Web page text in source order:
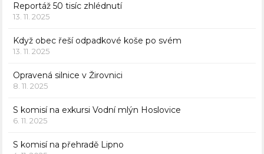
Reportáž 50 tisíc zhlédnutí
13. 11. 2025
Když obec řeší odpadkové koše po svém
13. 11. 2025
Opravená silnice v Žirovnici
8. 11. 2025
S komisí na exkursi Vodní mlýn Hoslovice
6. 11. 2025
S komisí na přehradě Lipno